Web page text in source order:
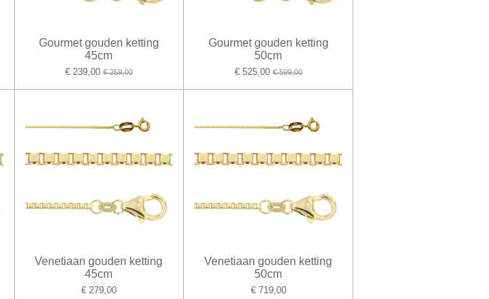
Gourmet gouden ketting
45cm
€ 239,00 € 259,00
Gourmet gouden ketting
50cm
€ 525,00 € 599,00
Venetiaan gouden ketting
45cm
€ 279,00
Venetiaan gouden ketting
50cm
€ 719,00